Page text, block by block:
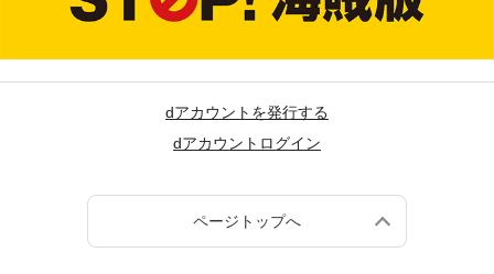
dアカウントを発行する
dアカウントログイン
ページトップへ